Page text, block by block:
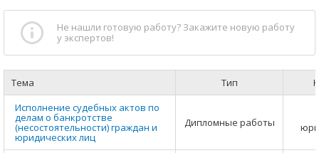
Не нашли готовую работу? Закажите новую работу
у экспертов!
Тема Тип
Исполнение судебных актов по
делам о банкротстве
(несостоятельности) граждан и
юридических лиц
Дипломные работы